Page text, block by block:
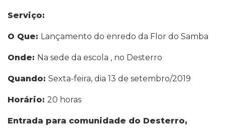
Serviço:
O Que: Lançamento do enredo da Flor do Samba
Onde: Na sede da escola , no Desterro
Quando: Sexta-feira, dia 13 de setembro/2019
Horário: 20 horas
Entrada para comunidade do Desterro,